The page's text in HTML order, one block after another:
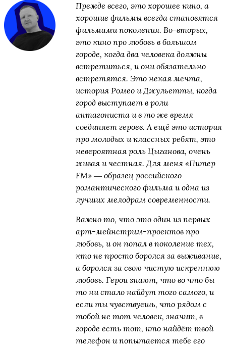
Прежде всего, это хорошее кино, а
хорошие фильмы всегда становятся
фильмами поколения. Во-вторых,
это кино про любовь в большом
городе, когда два человека должны
встретиться, и они обязательно
встретятся. Это некая мечта,
история Ромео и Джульетты, когда
город выступает в роли
антагониста и в то же время
соединяет героев. А ещё это история
про молодых и классных ребят, это
невероятная роль Цыганова, очень
живая и честная. Для меня «Питер
FM» ― образец российского
романтического фильма и одна из
лучших мелодрам современности.
Важно то, что это один из первых
арт-мейнстрим-проектов про
любовь, и он попал в поколение тех,
кто не просто боролся за выживание,
а боролся за свою чистую искреннюю
любовь. Герои знают, что во что бы
то ни стало найдут того самого, и
если ты чувствуешь, что рядом с
тобой не тот человек, значит, в
городе есть тот, кто найдёт твой
телефон и попытается тебе его